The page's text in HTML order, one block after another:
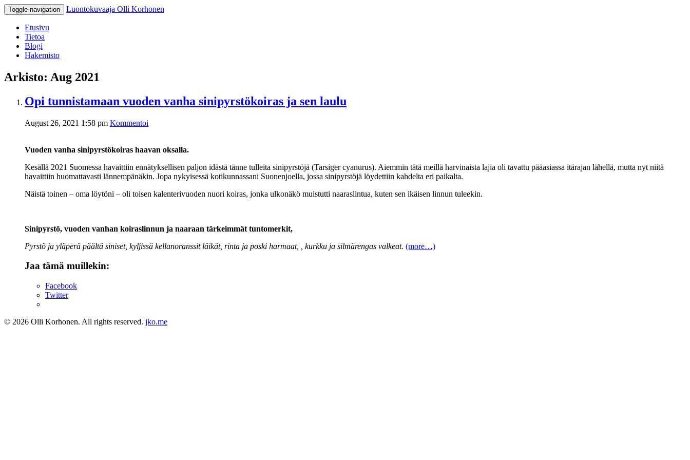
Toggle navigation Luontokuvaaja Olli Korhonen
Etusivu
Tietoa
Blogi
Hakemisto
Arkisto: Aug 2021
Opi tunnistamaan vuoden vanha sinipyrstökoiras ja sen laulu
August 26, 2021 1:58 pm Kommentoi
Vuoden vanha sinipyrstökoiras haavan oksalla.
Kesällä 2021 Suomessa havaittiin ennätyksellisen paljon idästä tänne tulleita sinipyrstöjä (Tarsiger cyanurus). Aiemmin tätä meillä harvinaista lajia oli tavattu pääasiassa itärajan lähellä, mutta nyt niitä
havaittiin huomattavasti lännempänäkin. Jopa nykyisessä kotikunnassani Suonenjoella, jossa sinipyrstöjä löydettiin kahdelta eri paikalta.
Näistä toinen – oma löytöni – oli toisen kalenterivuoden nuori koiras, jonka ulkonäkö muistutti naaraslintua, kuten sen ikäisen linnun tuleekin.
Sinipyrstö, vuoden vanhan koiraslinnun ja naaraan tärkeimmät tuntomerkit,
Pyrstö ja yläperä päältä siniset, kyljissä kellanoranssit läikät, rinta ja poski harmaat, , kurkku ja silmärengas valkeat. (more…)
Jaa tämä muillekin:
Facebook
Twitter
© 2026 Olli Korhonen. All rights reserved. jko.me